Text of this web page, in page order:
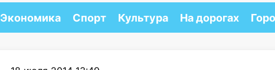
Экономика Спорт Культура На дорогах